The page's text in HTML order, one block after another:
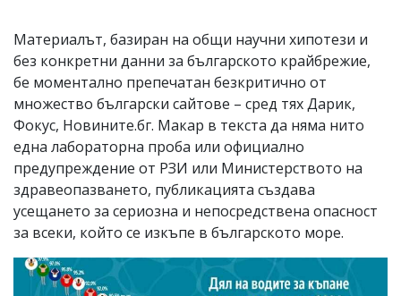
Материалът, базиран на общи научни хипотези и
без конкретни данни за българското крайбрежие,
бе моментално препечатан безкритично от
множество български сайтове – сред тях Дарик,
Фокус, Новините.бг. Макар в текста да няма нито
една лабораторна проба или официално
предупреждение от РЗИ или Министерството на
здравеопазването, публикацията създава
усещането за сериозна и непосредствена опасност
за всеки, който се изкъпе в българското море.